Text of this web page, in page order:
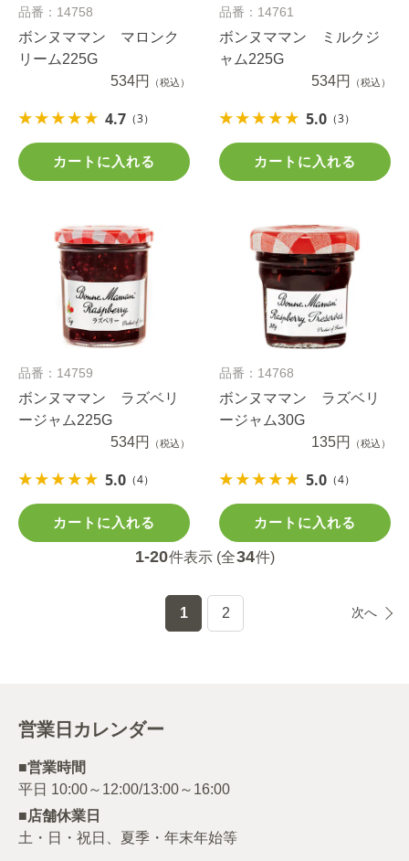
品番：14758
ボンヌママン マロンク
リーム225G
534円
（税込）
4.7 （3）
カートに入れる
品番：14761
ボンヌママン ミルクジ
ャム225G
534円
（税込）
5.0 （3）
カートに入れる
品番：14759
ボンヌママン ラズベリ
ージャム225G
534円
（税込）
5.0 （4）
カートに入れる
品番：14768
ボンヌママン ラズベリ
ージャム30G
135円
（税込）
5.0 （4）
カートに入れる
1-20件表示 (全34件)
1 2 次へ
営業日カレンダー
■営業時間
■店舗休業日
土・日・祝日、夏季・年末年始等